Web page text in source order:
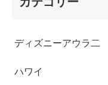
ディズニーアウラ二
ハワイ